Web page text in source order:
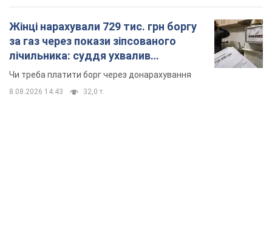
Жінці нарахували 729 тис. грн боргу
за газ через покази зіпсованого
лічильника: суддя ухвалив
неочікуване рішення
Чи треба платити борг через донарахування
8.08.2026 14:43 32,0 т.